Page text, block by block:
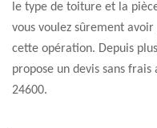
le type de toiture et la
vous voulez sûrement
cette opération. Depuis
propose un devis sans
24600.